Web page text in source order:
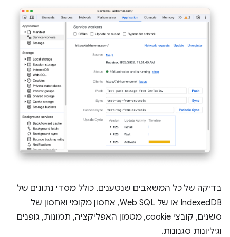
בדיקה של כל המשאבים שנטענים, כולל מסדי נתונים של
IndexedDB או של Web SQL, אחסון מקומי ואחסון של
סשנים, קובצי cookie, מטמון האפליקציה, תמונות, גופנים
וגיליונות סגנונות.